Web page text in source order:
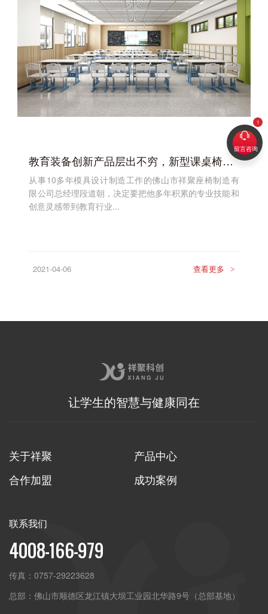
教育装备创新产品层出不穷，新型课桌椅将替代传统课桌椅
从事10多年模具设计制造工作的佛山市祥聚座椅制造有
限公司总经理段道朝，决定要把他多年积累的专业技能和
创意灵感带到教育行业...
2021-04-06 查看更多 >
让学生的智慧与健康同在
关于祥聚
产品中心
合作加盟
成功案例
联系我们
4008-166-979
传真： 0757-29223628
总部： 佛山市顺德区龙江镇大坝工业园北华路9号（总部基地）
留言咨询